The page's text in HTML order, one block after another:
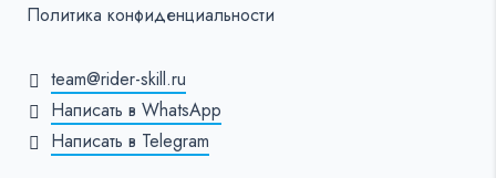
Политика конфиденциальности
team@rider-skill.ru
Написать в WhatsApp
Написать в Telegram